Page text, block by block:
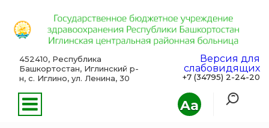
Aa
452410, Республика
Башкортостан, Иглинский р-
н, с. Иглино, ул. Ленина, 30
Версия для
слабовидящих
+7 (34795) 2-24-20